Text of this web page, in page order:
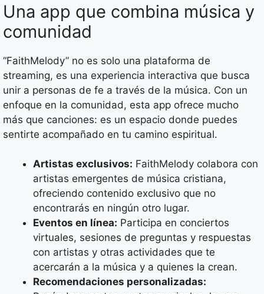
Una app que combina música y
comunidad
“FaithMelody” no es solo una plataforma de
streaming, es una experiencia interactiva que busca
unir a personas de fe a través de la música. Con un
enfoque en la comunidad, esta app ofrece mucho
más que canciones: es un espacio donde puedes
sentirte acompañado en tu camino espiritual.
Artistas exclusivos: FaithMelody colabora con
artistas emergentes de música cristiana,
ofreciendo contenido exclusivo que no
encontrarás en ningún otro lugar.
Eventos en línea: Participa en conciertos
virtuales, sesiones de preguntas y respuestas
con artistas y otras actividades que te
acercarán a la música y a quienes la crean.
Recomendaciones personalizadas: